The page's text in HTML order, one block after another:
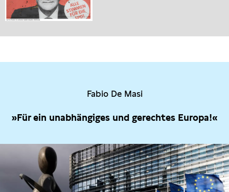
Fabio De Masi
»Für ein unabhängiges und gerechtes Europa!«